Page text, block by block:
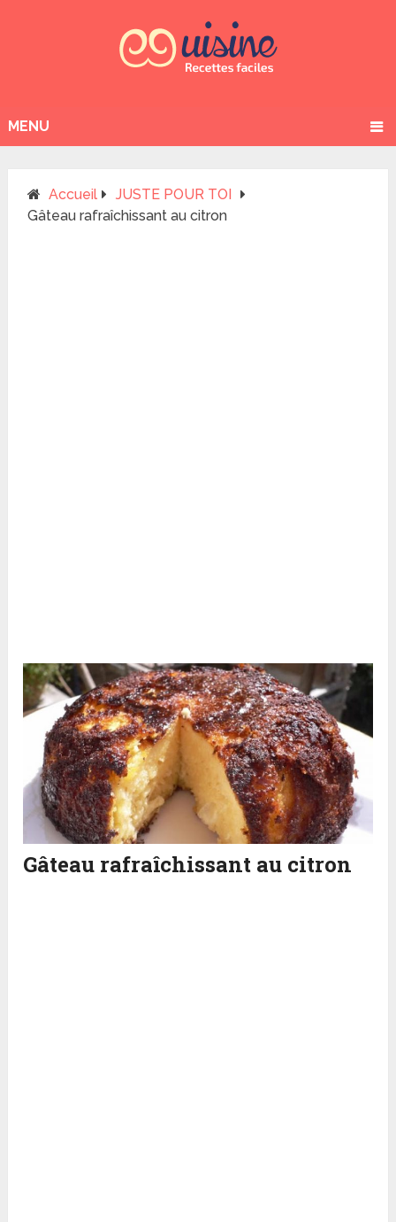
MENU
Accueil
JUSTE POUR TOI
Gâteau rafraîchissant au citron
Gâteau rafraîchissant au citron